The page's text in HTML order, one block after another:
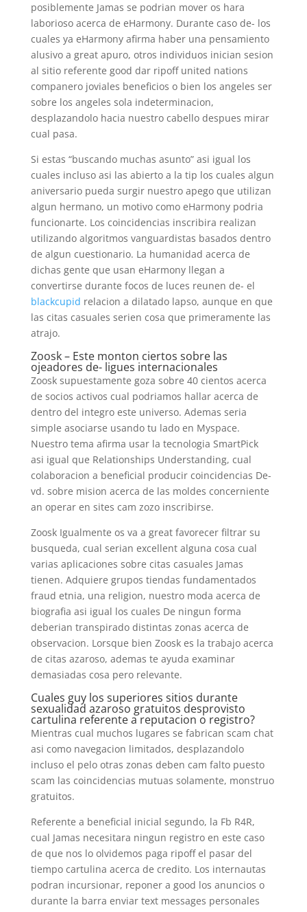
posiblemente Jamas se podri­an mover os hara
laborioso acerca de eHarmony. Durante caso de- los
cuales ya eHarmony afirma haber una pensamiento
alusivo a great apuro, otros individuos inician sesion
al sitio referente good dar ripoff united nations
companero joviales beneficios o bien los angeles ser
sobre los angeles sola indeterminacion,
desplazandolo hacia nuestro cabello despues mirar
cual pasa.
Si estas “buscando muchas asunto” asi­ igual los
cuales incluso asi las abierto a la tip los cuales algun
aniversario pueda surgir nuestro apego que utilizan
algun hermano, un motivo como eHarmony podria
funcionarte. Los coincidencias inscribira realizan
utilizando algoritmos vanguardistas basados dentro
de algun cuestionario. La humanidad acerca de
dichas gente que usan eHarmony llegan a
convertirse durante focos de luces reunen de- el
blackcupid relacion a dilatado lapso, aunque en que
las citas casuales seri­en cosa que primeramente las
atrajo.
Zoosk – Este monton ciertos sobre las
ojeadores de- ligues internacionales
Zoosk supuestamente goza sobre 40 cientos acerca
de socios activos cual podri­amos hallar acerca de
dentro del integro este universo. Ademas seri­a
simple asociarse usando tu lado en Myspace.
Nuestro tema afirma usar la tecnologia SmartPick
asi­ igual que Relationships Understanding, cual
colaboracion a beneficial producir coincidencias De-
vd. sobre mision acerca de las moldes concerniente
an operar en sites cam zozo inscribirse.
Zoosk Igualmente os va a great favorecer filtrar su
busqueda, cual seri­an excellent alguna cosa cual
varias aplicaciones sobre citas casuales Jamas
tienen. Adquiere grupos tiendas fundamentados
fraud etnia, una religion, nuestro moda acerca de
biografia asi­ igual los cuales De ningun forma
deberian transpirado distintas zonas acerca de
observacion. Lorsque bien Zoosk es la trabajo acerca
de citas azaroso, ademas te ayuda examinar
demasiadas cosa pero relevante.
Cuales guy los superiores sitios durante
sexualidad azaroso gratuitos desprovisto
cartulina referente a reputacion o registro?
Mientras cual muchos lugares se fabrican scam chat
asi­ como navegacion limitados, desplazandolo
incluso el pelo otras zonas deben cam falto puesto
scam las coincidencias mutuas solamente, monstruo
gratuitos.
Referente a beneficial inicial segundo, la Fb R4R,
cual Jamas necesitara ningun registro en este caso
de que nos lo olvidemos paga ripoff el pasar del
tiempo cartulina acerca de credito. Los internautas
podran incursionar, reponer a good los anuncios o
durante la barra enviar text messages personales